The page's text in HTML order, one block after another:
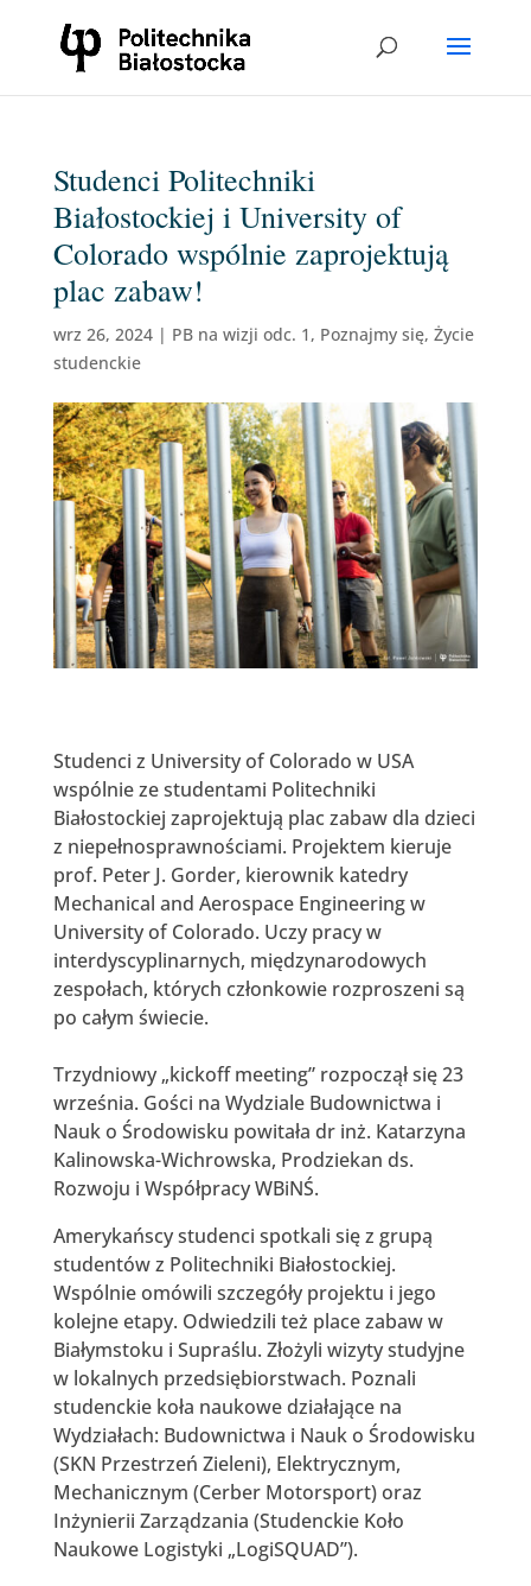
Studenci Politechniki
Białostockiej i University of
Colorado wspólnie zaprojektują
plac zabaw!
wrz 26, 2024| PB na wizji odc. 1 , Poznajmy się, Życie
studenckie
Studenci z University of Colorado w USA
wspólnie ze studentami Politechniki
Białostockiej zaprojektują plac zabaw dla dzieci
z niepełnosprawnościami. Projektem kieruje
prof. Peter J. Gorder, kierownik katedry
Mechanical and Aerospace Engineering w
University of Colorado. Uczy pracy w
interdyscyplinarnych, międzynarodowych
zespołach, których członkowie rozproszeni są
po całym świecie.
Trzydniowy „kickoff meeting” rozpoczął się 23
września. Gości na Wydziale Budownictwa i
Nauk o Środowisku powitała dr inż. Katarzyna
Kalinowska-Wichrowska, Prodziekan ds.
Rozwoju i Współpracy WBiNŚ.
Amerykańscy studenci spotkali się z grupą
studentów z Politechniki Białostockiej.
Wspólnie omówili szczegóły projektu i jego
kolejne etapy. Odwiedzili też place zabaw w
Białymstoku i Supraślu. Złożyli wizyty studyjne
w lokalnych przedsiębiorstwach. Poznali
studenckie koła naukowe działające na
Wydziałach: Budownictwa i Nauk o Środowisku
(SKN Przestrzeń Zieleni), Elektrycznym,
Mechanicznym (Cerber Motorsport) oraz
Inżynierii Zarządzania (Studenckie Koło
Naukowe Logistyki „LogiSQUAD”).